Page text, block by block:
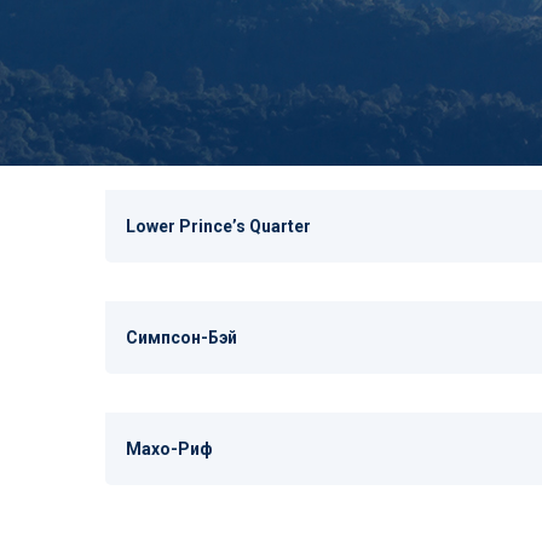
Lower Princeʼs Quarter
Симпсон-Бэй
Махо-Риф